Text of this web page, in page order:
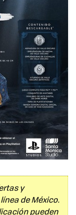
y
de México.
pueden